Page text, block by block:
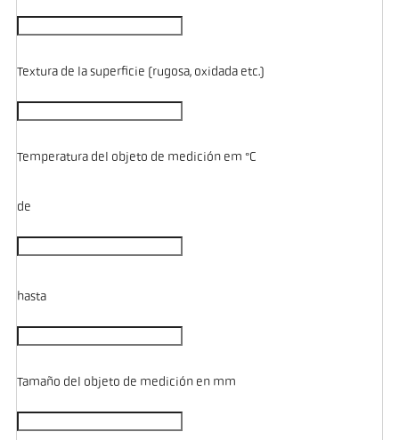
Textura de la superficie (rugosa, oxidada etc.)
Temperatura del objeto de medición em °C
de
hasta
Tamaño del objeto de medición en mm